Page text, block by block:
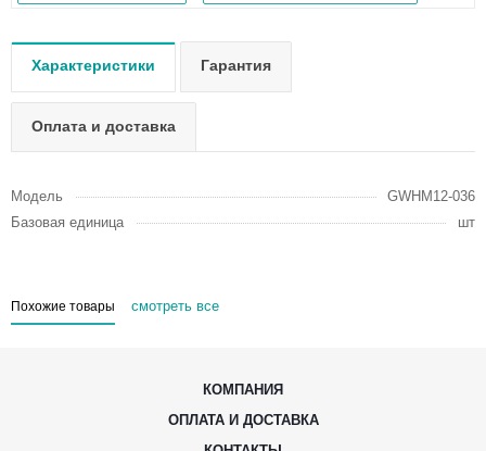
Характеристики Гарантия
Оплата и доставка
Модель
GWHM12-036
Базовая единица
шт
Похожие товары смотреть все
КОМПАНИЯ
ОПЛАТА И ДОСТАВКА